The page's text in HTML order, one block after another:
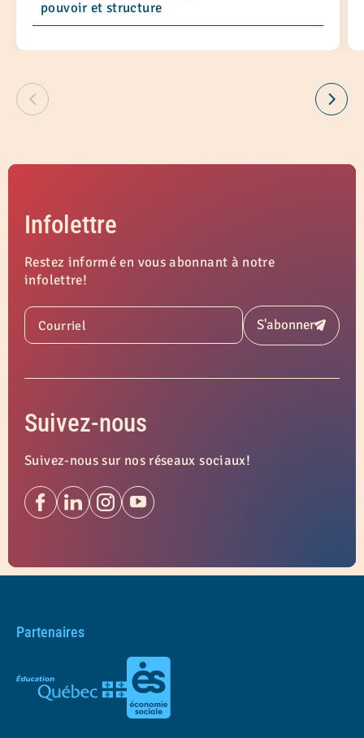
pouvoir et structure
Infolettre
Restez informé en vous abonnant à notre
infolettre!
Courriel S'abonnerSoumettre
Suivez-nous
Suivez-nous sur nos réseaux sociaux!
Partenaires